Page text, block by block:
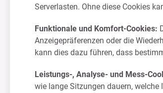
Serverlasten. Ohne diese Cookies
Funktionale und Komfort-Cookies:
Anzeigepräferenzen oder die
kann dies dazu führen, dass
Leistungs-, Analyse- und Mess-
wie lange Sitzungen dauern,